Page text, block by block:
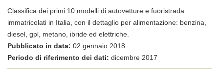
Classifica dei primi 10 modelli di autovetture e fuoristrada
immatricolati in Italia, con il dettaglio per alimentazione: benzina,
diesel, gpl, metano, ibride ed elettriche.
Pubblicato in data: 02 gennaio 2018
Periodo di riferimento dei dati: dicembre 2017